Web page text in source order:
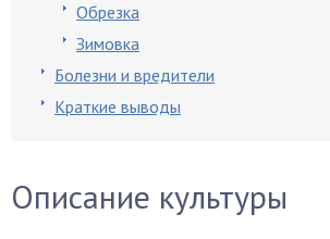
Обрезка
Зимовка
Болезни и вредители
Краткие выводы
Описание культуры